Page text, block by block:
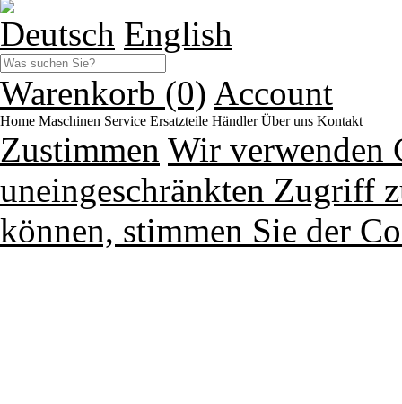
Deutsch English
Warenkorb (0) Account
Home Maschinen Service Ersatzteile Händler Über uns Kontakt
Zustimmen Wir verwenden
uneingeschränkten Zugriff
können, stimmen Sie der